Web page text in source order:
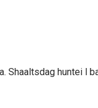
Shaaltsdag huntei l